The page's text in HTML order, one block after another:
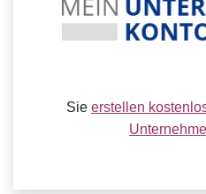
Sie erstellen